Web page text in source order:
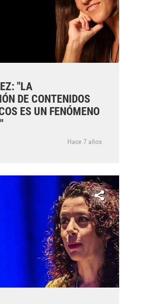
"LA
DE CONTENIDOS
ES UN FENÓMENO
Hace 7 años